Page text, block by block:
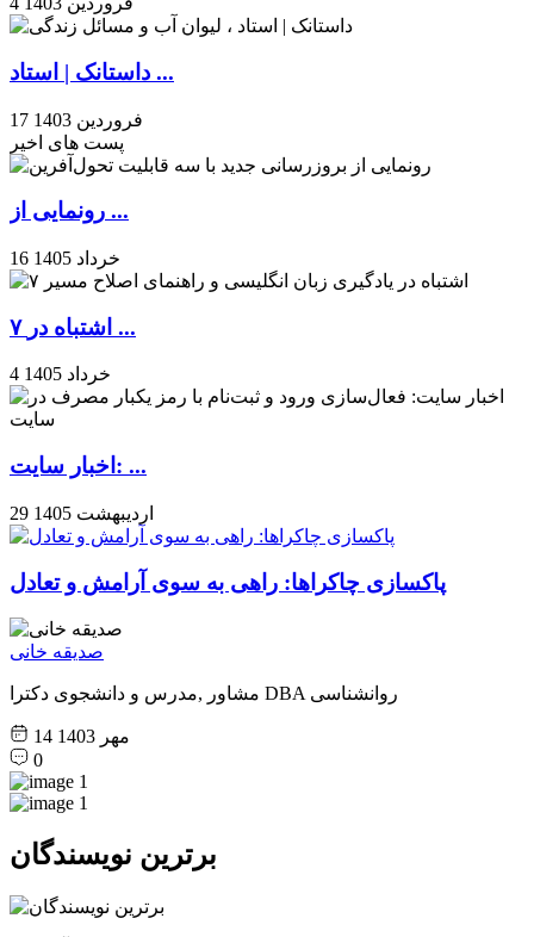
داستانک | استاد ...
17 فروردین 1403
پست های اخیر
رونمایی از ...
16 خرداد 1405
۷ اشتباه در ...
4 خرداد 1405
اخبار سایت: ...
29 اردیبهشت 1405
پاکسازی چاکراها: راهی به سوی آرامش و تعادل
صدیقه خانی
مشاور ,مدرس و دانشجوی دکترا DBA روانشناسی
14 مهر 1403
0
برترین نویسندگان